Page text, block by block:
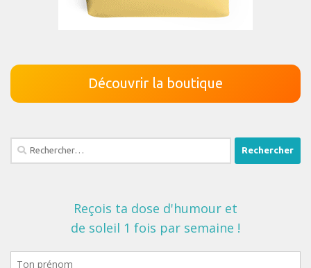
Découvrir la boutique
Rechercher :